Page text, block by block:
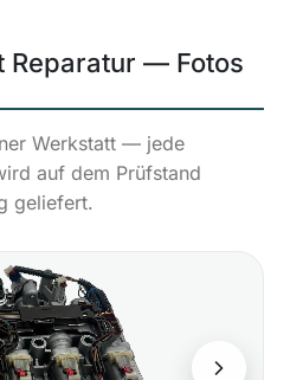
Reparatur — Fotos
Werkstatt — jede
auf dem Prüfstand
geliefert.